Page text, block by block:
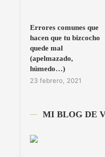
Errores comunes que
hacen que tu bizcocho
quede mal
(apelmazado,
húmedo…)
23 febrero, 2021
MI BLOG DE